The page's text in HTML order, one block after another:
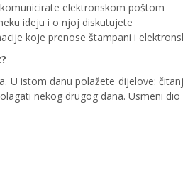
elektronskom poštom
ideju i o njoj diskutujete
koje prenose štampani i
U istom danu polažete dijelove:
nekog drugog dana. Usmeni